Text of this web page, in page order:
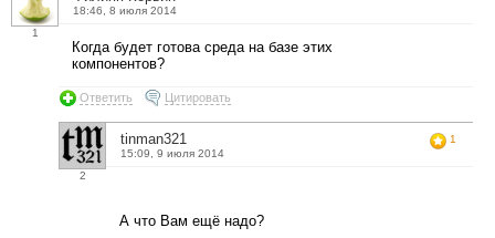
1
18:46, 8 июля 2014
Когда будет готова среда на базе этих
компонентов?
Ответить Цитировать
2
tinman321
15:09, 9 июля 2014
1
А что Вам ещё надо?